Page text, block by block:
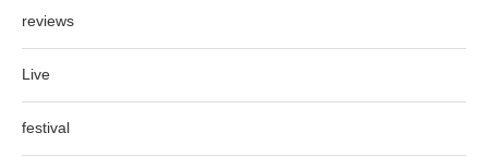
reviews
Live
festival